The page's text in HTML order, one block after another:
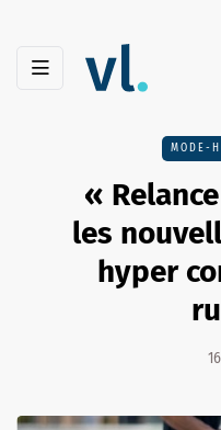
MODE-
«
les
hyper